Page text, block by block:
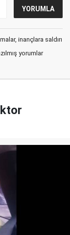
inançlara saldırı
yorumlar